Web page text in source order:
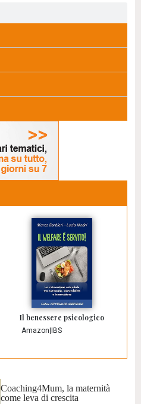
Il benessere psicologico
Amazon IBS
Coaching4Mum, la maternità
come leva di crescita